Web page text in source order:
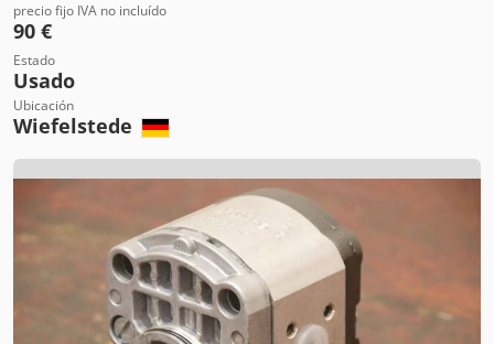
precio fijo IVA no incluído
90 €
Estado
Usado
Ubicación
Wiefelstede